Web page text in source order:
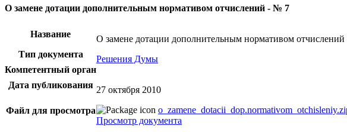
О замене дотации дополнительным нормативом отчислений - № 7
Название
О замене дотации дополнительным нормативом
Тип документа
Решения Думы
Компетентный орган
Дата публикования 27 октября 2010
Файл для просмотра
Просмотр документа